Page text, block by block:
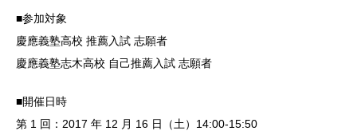
■参加対象
慶應義塾高校 推薦入試 志願者
慶應義塾志木高校 自己推薦入試 志願者
■開催日時
第 1 回：2017 年 12 月 16 日（土）14:00-15:50